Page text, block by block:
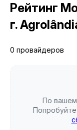
Рейтинг
г.
0 провайдеров
По
Попробуйте